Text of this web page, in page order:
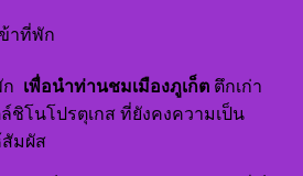
าที่พัก
เพื่อนำท่านชมเมืองภูเก็ต ตึกเก่า
ชิโนโปรตุเกส ที่ยังคงความเป็น
มผัส